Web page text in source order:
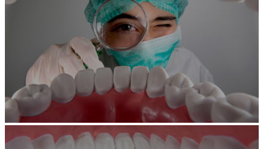
превращает её в ароматный свёрток в тонкой
Выбирайте любые начинки: мясо или
вегетарианские варианты, острые, кислые,
солёные или сладкие вкусы — всё зависит только
от ваших предпочтений. Затем аккуратно
заворачиваете ингредиенты в мягкую лепёшку и
получаете уникальное блюдо, которого не будет
больше ни у кого.
По духу это немного напоминает пекинскую утку,
но с гораздо большим разнообразием сочетаний